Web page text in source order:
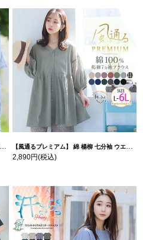
【風通るプレミアム】 綿 楊柳 七分袖 ウエストギャザー ブラウス | 大きいサイズの通販ならハッピーマリリン
2,890円(税込)